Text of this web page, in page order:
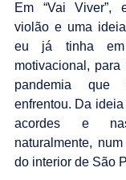
Em “Vai Viver”,
violão e uma
eu já tinha
motivacional,
pandemia
enfrentou. Da
acordes e
naturalmente,
do interior de São